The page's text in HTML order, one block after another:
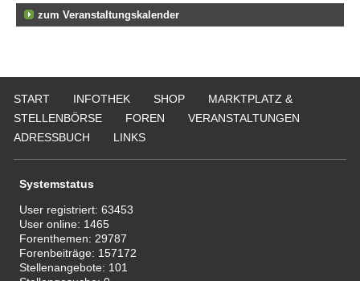
zum Veranstaltungskalender
START INFOTHEK SHOP
MARKTPLATZ &
STELLENBÖRSE
FOREN
VERANSTALTUNGEN
ADRESSBUCH
LINKS
Systemstatus
User registriert:63453
User online: 1465
Forenthemen: 29787
Forenbeiträge: 157172
Stellenangebote: 101